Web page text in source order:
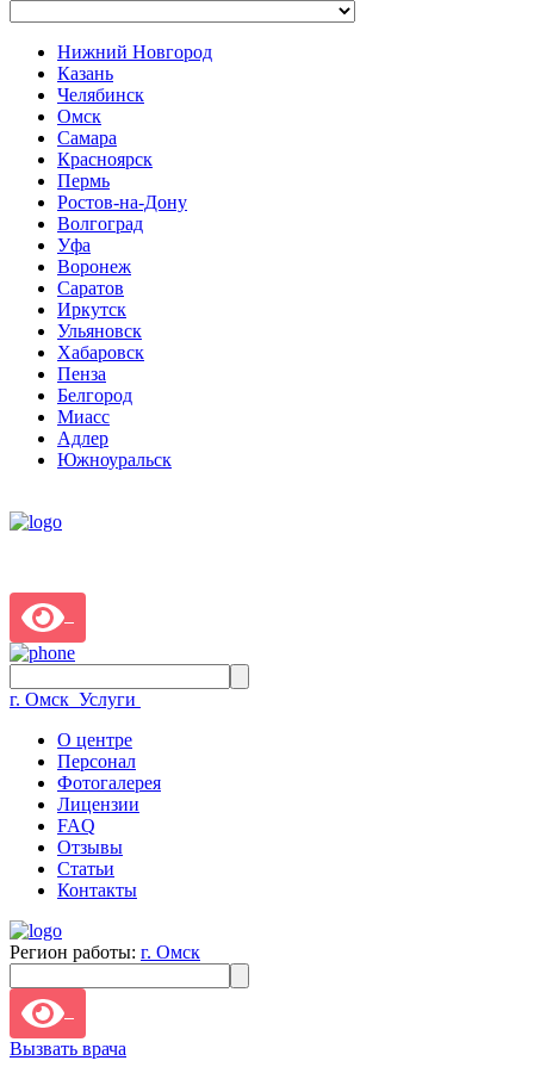
Нижний Новгород
Казань
Челябинск
Омск
Самара
Красноярск
Пермь
Ростов-на-Дону
Волгоград
Уфа
Воронеж
Саратов
Иркутск
Ульяновск
Хабаровск
Пенза
Белгород
Миасс
Адлер
Южноуральск
г. Омск Услуги
О центре
Персонал
Фотогалерея
Лицензии
FAQ
Отзывы
Статьи
Контакты
Регион работы: г. Омск
Вызвать врача